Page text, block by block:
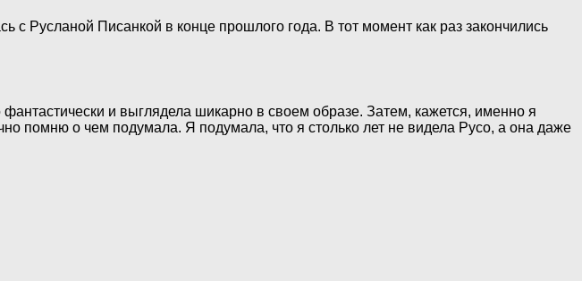
Русланой Писанкой в конце прошлого года. В тот момент как раз закончились
и выглядела шикарно в своем образе. Затем, кажется, именно я
помню о чем подумала. Я подумала, что я столько лет не видела Русо, а она даже